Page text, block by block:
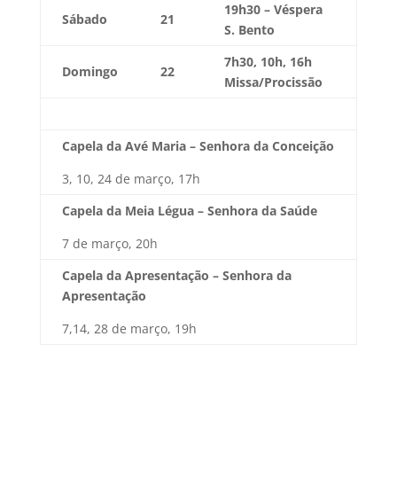
Sábado 21
19h30 – Véspera
S. Bento
Domingo 22
7h30, 10h, 16h
Missa/Procissão
Capela da Avé Maria – Senhora da Conceição
3, 10, 24 de março, 17h
Capela da Meia Légua – Senhora da Saúde
7 de março, 20h
Capela da Apresentação – Senhora da
Apresentação
7,14, 28 de março, 19h